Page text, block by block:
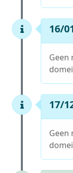
16/
Geen
17/
Geen